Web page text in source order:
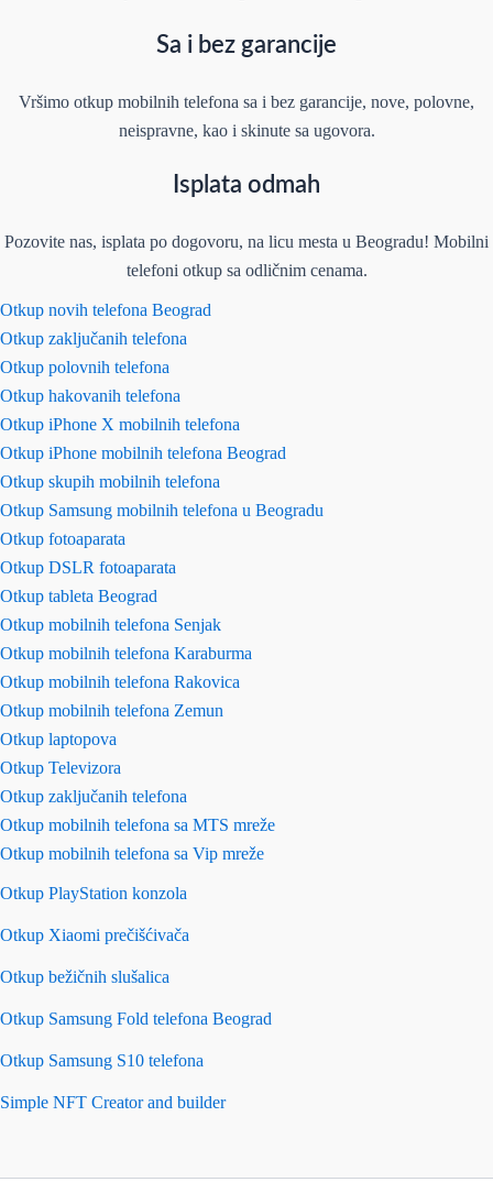
Sa i bez garancije
Vršimo otkup mobilnih telefona sa i bez garancije, nove, polovne,
neispravne, kao i skinute sa ugovora.
Isplata odmah
Pozovite nas, isplata po dogovoru, na licu mesta u Beogradu! Mobilni
telefoni otkup sa odličnim cenama.
Otkup novih telefona Beograd
Otkup zaključanih telefona
Otkup polovnih telefona
Otkup hakovanih telefona
Otkup iPhone X mobilnih telefona
Otkup iPhone mobilnih telefona Beograd
Otkup skupih mobilnih telefona
Otkup Samsung mobilnih telefona u Beogradu
Otkup fotoaparata
Otkup DSLR fotoaparata
Otkup tableta Beograd
Otkup mobilnih telefona Senjak
Otkup mobilnih telefona Karaburma
Otkup mobilnih telefona Rakovica
Otkup mobilnih telefona Zemun
Otkup laptopova
Otkup Televizora
Otkup zaključanih telefona
Otkup mobilnih telefona sa MTS mreže
Otkup mobilnih telefona sa Vip mreže
Otkup PlayStation konzola
Otkup Xiaomi prečišćivača
Otkup bežičnih slušalica
Otkup Samsung Fold telefona Beograd
Otkup Samsung S10 telefona
Simple NFT Creator and builder